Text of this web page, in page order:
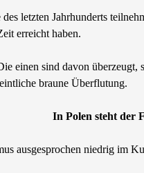
letzten Jahrhunderts
erreicht haben.
einen sind davon
braune Überflutung.
In Polen steht der
ausgesprochen niedrig im